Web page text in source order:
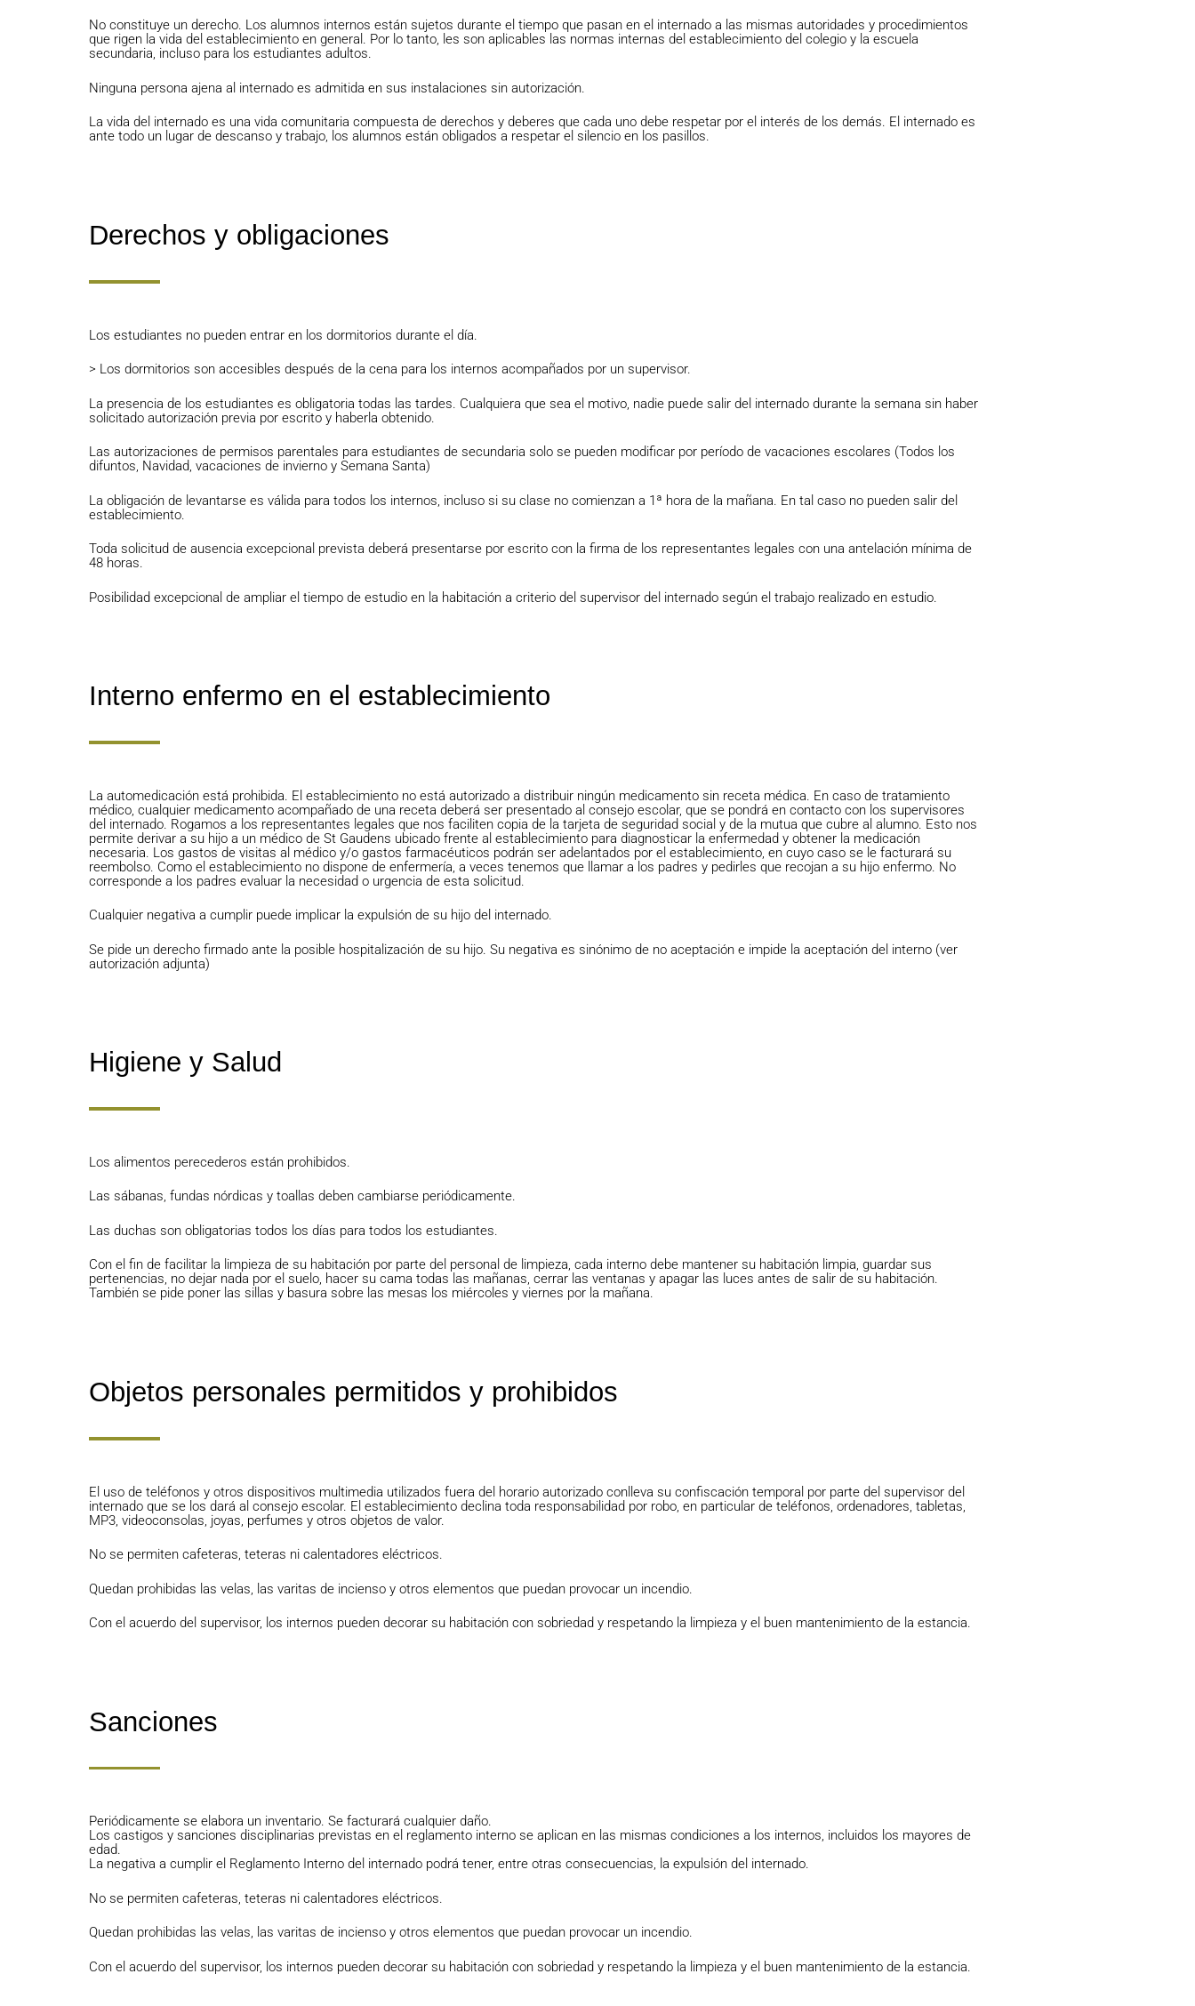
No constituye un derecho. Los alumnos internos están sujetos durante el tiempo que pasan en el internado a las mismas autoridades y procedimientos
que rigen la vida del establecimiento en general. Por lo tanto, les son aplicables las normas internas del establecimiento del colegio y la escuela
secundaria, incluso para los estudiantes adultos.
Ninguna persona ajena al internado es admitida en sus instalaciones sin autorización.
La vida del internado es una vida comunitaria compuesta de derechos y deberes que cada uno debe respetar por el interés de los demás. El internado es
ante todo un lugar de descanso y trabajo, los alumnos están obligados a respetar el silencio en los pasillos.
Derechos y obligaciones
Los estudiantes no pueden entrar en los dormitorios durante el día.
> Los dormitorios son accesibles después de la cena para los internos acompañados por un supervisor.
La presencia de los estudiantes es obligatoria todas las tardes. Cualquiera que sea el motivo, nadie puede salir del internado durante la semana sin haber
solicitado autorización previa por escrito y haberla obtenido.
Las autorizaciones de permisos parentales para estudiantes de secundaria solo se pueden modificar por período de vacaciones escolares (Todos los
difuntos, Navidad, vacaciones de invierno y Semana Santa)
La obligación de levantarse es válida para todos los internos, incluso si su clase no comienzan a 1ª hora de la mañana. En tal caso no pueden salir del
establecimiento.
Toda solicitud de ausencia excepcional prevista deberá presentarse por escrito con la firma de los representantes legales con una antelación mínima de
48 horas.
Posibilidad excepcional de ampliar el tiempo de estudio en la habitación a criterio del supervisor del internado según el trabajo realizado en estudio.
Interno enfermo en el establecimiento
La automedicación está prohibida. El establecimiento no está autorizado a distribuir ningún medicamento sin receta médica. En caso de tratamiento
médico, cualquier medicamento acompañado de una receta deberá ser presentado al consejo escolar, que se pondrá en contacto con los supervisores
del internado. Rogamos a los representantes legales que nos faciliten copia de la tarjeta de seguridad social y de la mutua que cubre al alumno. Esto nos
permite derivar a su hijo a un médico de St Gaudens ubicado frente al establecimiento para diagnosticar la enfermedad y obtener la medicación
necesaria. Los gastos de visitas al médico y/o gastos farmacéuticos podrán ser adelantados por el establecimiento, en cuyo caso se le facturará su
reembolso. Como el establecimiento no dispone de enfermería, a veces tenemos que llamar a los padres y pedirles que recojan a su hijo enfermo. No
corresponde a los padres evaluar la necesidad o urgencia de esta solicitud.
Cualquier negativa a cumplir puede implicar la expulsión de su hijo del internado.
Se pide un derecho firmado ante la posible hospitalización de su hijo. Su negativa es sinónimo de no aceptación e impide la aceptación del interno (ver
autorización adjunta)
Higiene y Salud
Los alimentos perecederos están prohibidos.
Las sábanas, fundas nórdicas y toallas deben cambiarse periódicamente.
Las duchas son obligatorias todos los días para todos los estudiantes.
Con el fin de facilitar la limpieza de su habitación por parte del personal de limpieza, cada interno debe mantener su habitación limpia, guardar sus
pertenencias, no dejar nada por el suelo, hacer su cama todas las mañanas, cerrar las ventanas y apagar las luces antes de salir de su habitación.
También se pide poner las sillas y basura sobre las mesas los miércoles y viernes por la mañana.
Objetos personales permitidos y prohibidos
El uso de teléfonos y otros dispositivos multimedia utilizados fuera del horario autorizado conlleva su confiscación temporal por parte del supervisor del
internado que se los dará al consejo escolar. El establecimiento declina toda responsabilidad por robo, en particular de teléfonos, ordenadores, tabletas,
MP3, videoconsolas, joyas, perfumes y otros objetos de valor.
No se permiten cafeteras, teteras ni calentadores eléctricos.
Quedan prohibidas las velas, las varitas de incienso y otros elementos que puedan provocar un incendio.
Con el acuerdo del supervisor, los internos pueden decorar su habitación con sobriedad y respetando la limpieza y el buen mantenimiento de la estancia.
Sanciones
Periódicamente se elabora un inventario. Se facturará cualquier daño.
Los castigos y sanciones disciplinarias previstas en el reglamento interno se aplican en las mismas condiciones a los internos, incluidos los mayores de
edad.
La negativa a cumplir el Reglamento Interno del internado podrá tener, entre otras consecuencias, la expulsión del internado.
No se permiten cafeteras, teteras ni calentadores eléctricos.
Quedan prohibidas las velas, las varitas de incienso y otros elementos que puedan provocar un incendio.
Con el acuerdo del supervisor, los internos pueden decorar su habitación con sobriedad y respetando la limpieza y el buen mantenimiento de la estancia.